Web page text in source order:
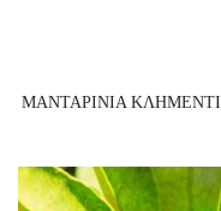
ΜΑΝΤΑΡΙΝΙΑ